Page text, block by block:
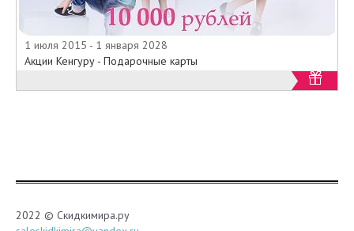
1 июля 2015 - 1 января 2028
Акции Кенгуру - Подарочные карты
2022 © Скидкимира.ру